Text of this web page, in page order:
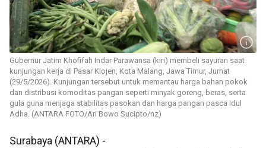
Gubernur Jatim Khofifah Indar Parawansa (kiri) membeli sayuran saat
kunjungan kerja di Pasar Klojen, Kota Malang, Jawa Timur, Jumat
(29/5/2026). Kunjungan tersebut untuk memantau harga bahan pokok
dan distribusi komoditas pangan seperti minyak goreng, beras, serta
gula guna menjaga stabilitas pasokan dan harga pangan pasca Idul
Adha. (ANTARA FOTO/Ari Bowo Sucipto/nz)
Surabaya (ANTARA) -